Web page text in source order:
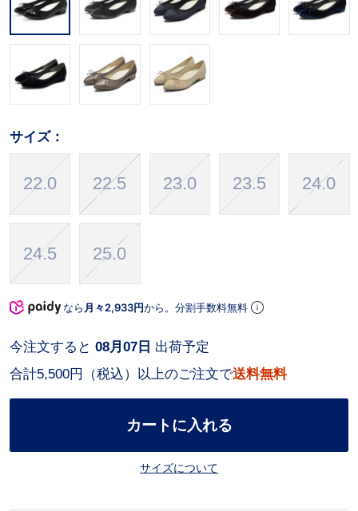
サイズ：
22.0 22.5 23.0 23.5 24.0
24.5 25.0
なら 月々2,933円から。分割手数料無料
合計5,500円（税込）以上のご注文で送料無料
今注文すると 08月07日 出荷予定
カートに入れる
サイズについて